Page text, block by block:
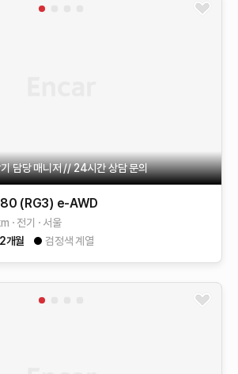
담당 매니저 // 24시간 상담 문의
(RG3) e-AWD
전기 서울
개월 검정색 계열